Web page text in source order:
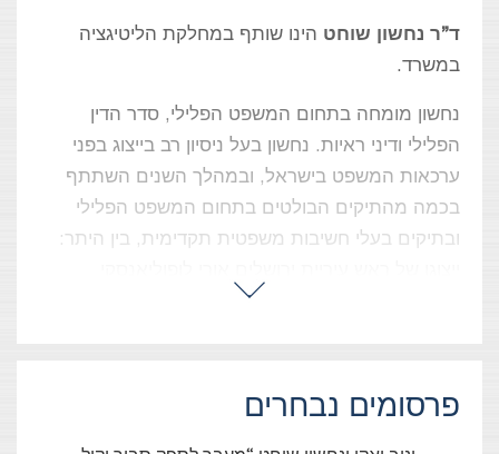
ד”ר נחשון שוחט הינו שותף במחלקת הליטיגציה
במשרד.
נחשון מומחה בתחום המשפט הפלילי, סדר הדין
הפלילי ודיני ראיות. נחשון בעל ניסיון רב בייצוג בפני
ערכאות המשפט בישראל, ובמהלך השנים השתתף
בכמה מהתיקים הבולטים בתחום המשפט הפלילי
ובתיקים בעלי חשיבות משפטית תקדימית, בין היתר:
בערעור לבית המשפט העליון בפרשת “הולילנד”; ייצוגו
ייצוגה של פרקליטת מחוז ת”א לשעבר רות דוד; “בג”צ
פרסומים נבחרים